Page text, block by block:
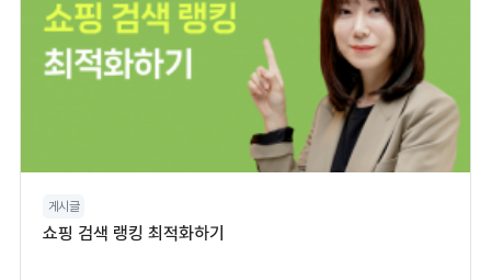
게시글
쇼핑 검색 랭킹 최적화하기